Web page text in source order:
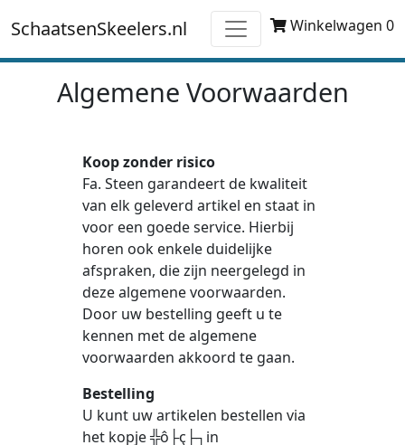
SchaatsenSkeelers.nl Winkelwagen 0
Algemene Voorwaarden
Koop zonder risico
Fa. Steen garandeert de kwaliteit
van elk geleverd artikel en staat in
voor een goede service. Hierbij
horen ook enkele duidelijke
afspraken, die zijn neergelegd in
deze algemene voorwaarden.
Door uw bestelling geeft u te
kennen met de algemene
voorwaarden akkoord te gaan.
Bestelling
U kunt uw artikelen bestellen via
het kopje ╬ô├ç├┐in